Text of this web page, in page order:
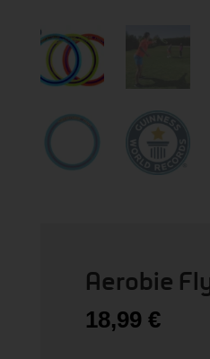
Aerobie
18,99 €